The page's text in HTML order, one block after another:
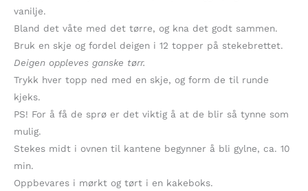
vanilje.
Bland det våte med det tørre, og kna det godt sammen.
Bruk en skje og fordel deigen i 12 topper på stekebrettet.
Deigen oppleves ganske tørr.
Trykk hver topp ned med en skje, og form de til runde
kjeks.
PS! For å få de sprø er det viktig å at de blir så tynne som
mulig.
Stekes midt i ovnen til kantene begynner å bli gylne, ca. 10
min.
Oppbevares i mørkt og tørt i en kakeboks.